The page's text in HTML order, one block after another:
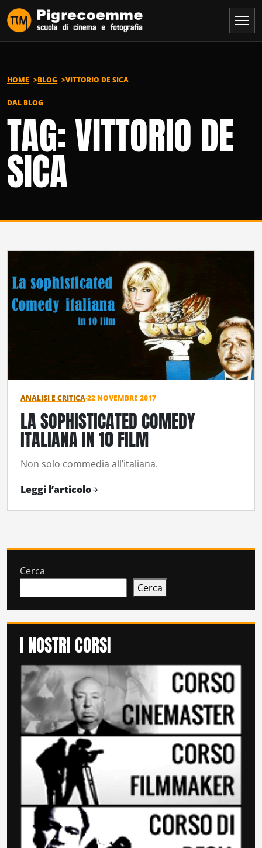
Vai al contenuto
HOME BLOG VITTORIO DE SICA
DAL BLOG
TAG: VITTORIO DE
SICA
ANALISI E CRITICA·22 NOVEMBRE 2017
LA SOPHISTICATED COMEDY
ITALIANA IN 10 FILM
Non solo commedia all’italiana.
Leggi l’articolo
Cerca
Cerca
I NOSTRI CORSI